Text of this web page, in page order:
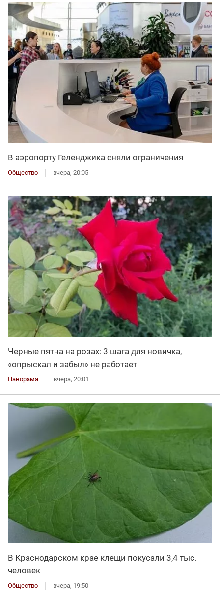
В аэропорту Геленджика сняли ограничения
Общество вчера, 20:05
Черные пятна на розах: 3 шага для новичка,
«опрыскал и забыл» не работает
Панорама вчера, 20:01
В Краснодарском крае клещи покусали 3,4 тыс.
человек
Общество вчера, 19:50